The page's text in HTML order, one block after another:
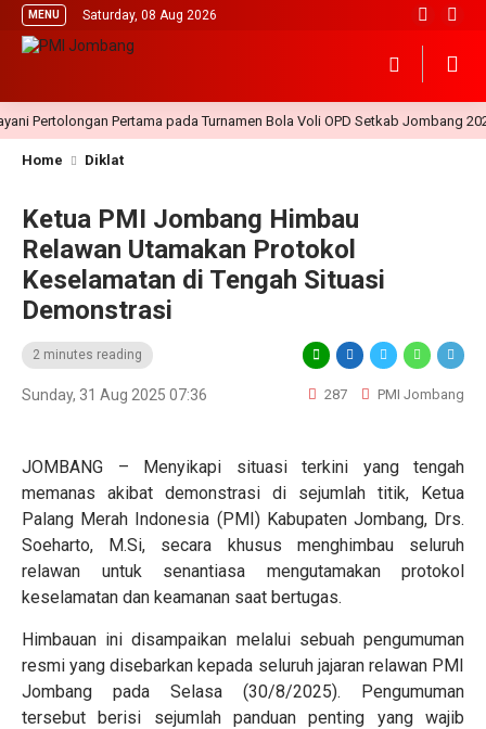
MENU Saturday, 08 Aug 2026
Pertama pada Turnamen Bola Voli OPD Setkab Jombang 2026
Home Diklat
Ketua PMI Jombang Himbau
Relawan Utamakan Protokol
Keselamatan di Tengah Situasi
Demonstrasi
2 minutes reading
Sunday, 31 Aug 2025 07:36 287 PMI Jombang
JOMBANG – Menyikapi situasi terkini yang tengah
memanas akibat demonstrasi di sejumlah titik, Ketua
Palang Merah Indonesia (PMI) Kabupaten Jombang, Drs.
Soeharto, M.Si, secara khusus menghimbau seluruh
relawan untuk senantiasa mengutamakan protokol
keselamatan dan keamanan saat bertugas.
Himbauan ini disampaikan melalui sebuah pengumuman
resmi yang disebarkan kepada seluruh jajaran relawan PMI
Jombang pada Selasa (30/8/2025). Pengumuman
tersebut berisi sejumlah panduan penting yang wajib